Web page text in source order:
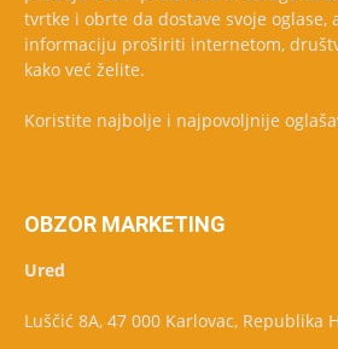
tvrtke i obrte da dostave svoje oglase,
informaciju proširiti internetom,
kako već želite.
Koristite najbolje i najpovoljnije
OBZOR MARKETING
Ured
Luščić 8A, 47 000 Karlovac, Republika